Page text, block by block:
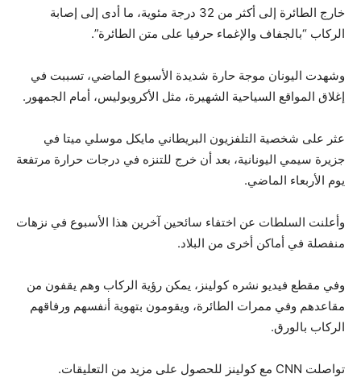
خارج الطائرة إلى أكثر من 32 درجة مئوية، ما أدى إلى إصابة
الركاب “بالجفاف والإغماء حرفيا على متن الطائرة”.
وشهدت اليونان موجة حارة شديدة الأسبوع الماضي، تسببت في
إغلاق المواقع السياحية الشهيرة، مثل الأكروبوليس، أمام الجمهور.
عثر على شخصية التلفزيون البريطاني مايكل موسلي ميتا في
جزيرة سيمي اليونانية، بعد أن خرج للتنزه في درجات حرارة مرتفعة
يوم الأربعاء الماضي.
وأعلنت السلطات عن اختفاء سائحين آخرين هذا الأسبوع في نزهات
منفصلة في أماكن أخرى من البلاد.
وفي مقطع فيديو نشره كولينز، يمكن رؤية الركاب وهم يقفون من
مقاعدهم وفي ممرات الطائرة، ويقومون بتهوية أنفسهم ورفاقهم
الركاب بالورق.
تواصلت CNN مع كولينز للحصول على مزيد من التعليقات.